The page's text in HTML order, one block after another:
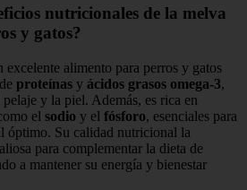
nutricionales de la melva
y gatos?
excelente alimento para perros y gatos
proteínas y ácidos grasos omega-3,
y la piel. Además, es rica en
el sodio y el fósforo, esenciales para
óptimo. Su calidad nutricional la
para complementar la dieta de
a mantener su energía y bienestar